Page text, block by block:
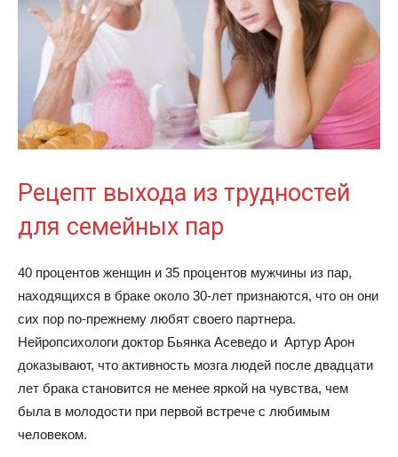
Рецепт выхода из трудностей
для семейных пар
40 процентов женщин и 35 процентов мужчины из пар,
находящихся в браке около 30-лет признаются, что он они
сих пор по-прежнему любят своего партнера.
Нейропсихологи доктор Бьянка Асеведо и Артур Арон
доказывают, что активность мозга людей после двадцати
лет брака становится не менее яркой на чувства, чем
была в молодости при первой встрече с любимым
человеком.